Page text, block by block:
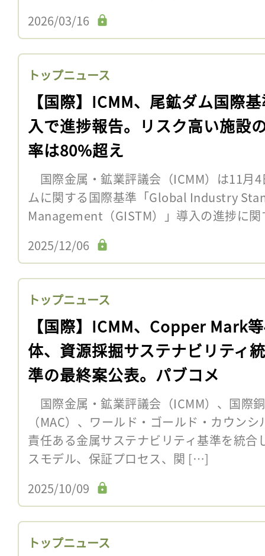
2026/03/16
トップニュース
【国際】ICMM、尾鉱ダム国際
入で進捗報告。リスク高い施設
率は80%超え
国際金属・鉱業評議会（ICMM）は11月
ムに関する国際基準「Global Industry
Management（GISTM）」導入の進捗に
2025/12/06
トップニュース
【国際】ICMM、Copper Mark
体、資源採掘サステナビリティ
準の最終案公表。パブコメ
国際金属・鉱業評議会（ICMM）、国際
（MAC）、ワールド・ゴールド・カウン
責任ある金属サステナビリティ基準を統合
スモデル、保証プロセス、関 […]
2025/10/09
トップニュース